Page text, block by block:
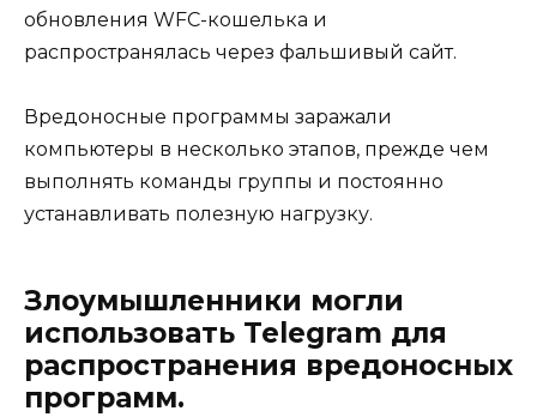
обновления WFC-кошелька и
распространялась через фальшивый сайт.
Вредоносные программы заражали
компьютеры в несколько этапов, прежде чем
выполнять команды группы и постоянно
устанавливать полезную нагрузку.
Злоумышленники могли
использовать Telegram для
распространения вредоносных
программ.